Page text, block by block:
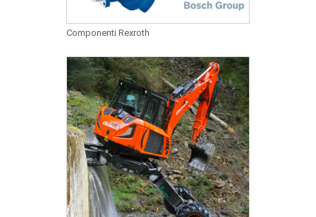
Componenti Rexroth